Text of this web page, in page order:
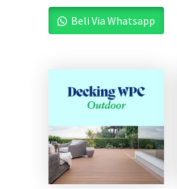
Beli Via Whatsapp